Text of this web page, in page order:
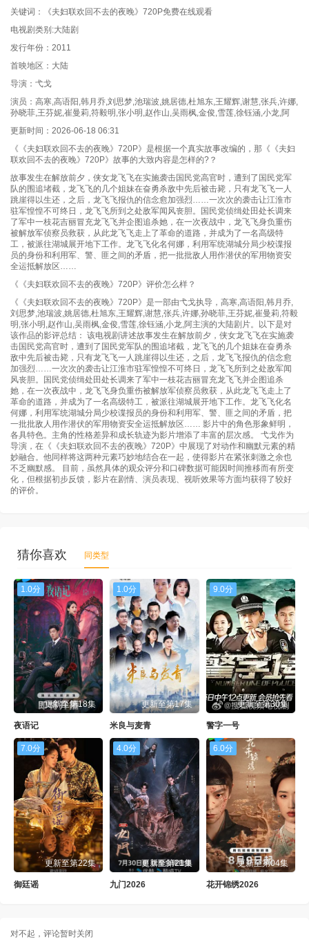
关键词：《夫妇联欢回不去的夜晚》720P免费在线观看
电视剧类别:大陆剧
发行年份：2011
首映地区：大陆
导演：弋戈
演员：高寒,高语阳,韩月乔,刘思梦,池瑞波,姚居德,杜旭东,王耀辉,谢慧,张兵,许娜,
孙晓菲,王芬妮,崔曼莉,符毅明,张小明,赵作山,吴雨枫,金俊,雪莲,徐钰涵,小龙,阿
更新时间：2026-06-18 06:31
《《夫妇联欢回不去的夜晚》720P》是根据一个真实故事改编的，那《《夫妇
联欢回不去的夜晚》720P》故事的大致内容是怎样的?？
故事发生在解放前夕，侠女龙飞飞在实施袭击国民党高官时，遭到了国民党军
队的围追堵截，龙飞飞的几个姐妹在奋勇杀敌中先后被击毙，只有龙飞飞一人
跳崖得以生还，之后，龙飞飞报仇的信念愈加强烈……一次次的袭击让江淮市
驻军惶惶不可终日，龙飞飞所到之处敌军闻风丧胆。国民党侦缉处田处长调来
了军中一枝花吉丽冒充龙飞飞并企图追杀她，在一次夜战中，龙飞飞身负重伤
被解放军侦察员救获，从此龙飞飞走上了革命的道路，并成为了一名高级特
工，被派往湖城展开地下工作。龙飞飞化名何娜，利用军统湖城分局少校谍报
员的身份和利用军、警、匪之间的矛盾，把一批批敌人用作潜伏的军用物资安
全运抵解放区……
《《夫妇联欢回不去的夜晚》720P》评价怎么样？
《《夫妇联欢回不去的夜晚》720P》是一部由弋戈执导，高寒,高语阳,韩月乔,
刘思梦,池瑞波,姚居德,杜旭东,王耀辉,谢慧,张兵,许娜,孙晓菲,王芬妮,崔曼莉,符毅
明,张小明,赵作山,吴雨枫,金俊,雪莲,徐钰涵,小龙,阿主演的大陆剧片。以下是对
该作品的影评总结： 该电视剧讲述故事发生在解放前夕，侠女龙飞飞在实施袭
击国民党高官时，遭到了国民党军队的围追堵截，龙飞飞的几个姐妹在奋勇杀
敌中先后被击毙，只有龙飞飞一人跳崖得以生还，之后，龙飞飞报仇的信念愈
加强烈……一次次的袭击让江淮市驻军惶惶不可终日，龙飞飞所到之处敌军闻
风丧胆。国民党侦缉处田处长调来了军中一枝花吉丽冒充龙飞飞并企图追杀
她，在一次夜战中，龙飞飞身负重伤被解放军侦察员救获，从此龙飞飞走上了
革命的道路，并成为了一名高级特工，被派往湖城展开地下工作。龙飞飞化名
何娜，利用军统湖城分局少校谍报员的身份和利用军、警、匪之间的矛盾，把
一批批敌人用作潜伏的军用物资安全运抵解放区…… 影片中的角色形象鲜明，
各具特色。主角的性格差异和成长轨迹为影片增添了丰富的层次感。 弋戈作为
导演，在《《夫妇联欢回不去的夜晚》720P》中展现了对动作和幽默元素的精
妙融合。他同样将这两种元素巧妙地结合在一起，使得影片在紧张刺激之余也
不乏幽默感。 目前，虽然具体的观众评分和口碑数据可能因时间推移而有所变
化，但根据初步反馈，影片在剧情、演员表现、视听效果等方面均获得了较好
的评价。
猜你喜欢 同类型
1.0分
更新至第18集
夜语记
1.0分
更新至第17集
米良与麦青
9.0分
更新至第30集
警字一号
7.0分
更新至第22集
御廷谣
4.0分
更新至第21集
九门2026
6.0分
更新至第04集
花开锦绣2026
对不起，评论暂时关闭